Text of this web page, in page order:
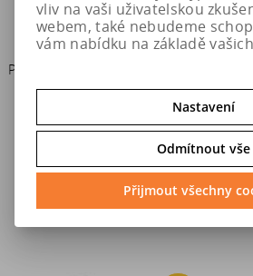
Pewag Sněhové řetězy RSS 73
SERVO SPORT
5 397 Kč
6 746 Kč
vliv na vaši uživatelskou
webem, také nebudeme
vám nabídku na základě
Nastavení
Odmítnout vše
Přijmout všechny